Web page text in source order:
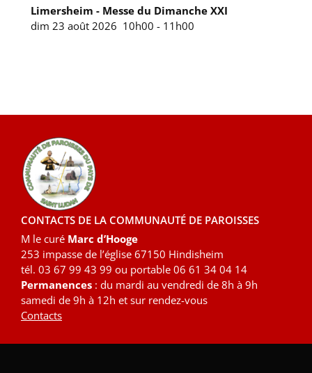
Limersheim - Messe du Dimanche XXI
dim 23 août 2026 10h00 - 11h00
CONTACTS DE LA COMMUNAUTÉ DE PAROISSES
M le curé Marc d’Hooge
253 impasse de l’église 67150 Hindisheim
tél. 03 67 99 43 99 ou portable 06 61 34 04 14
Permanences : du mardi au vendredi de 8h à 9h
samedi de 9h à 12h et sur rendez-vous
Contacts